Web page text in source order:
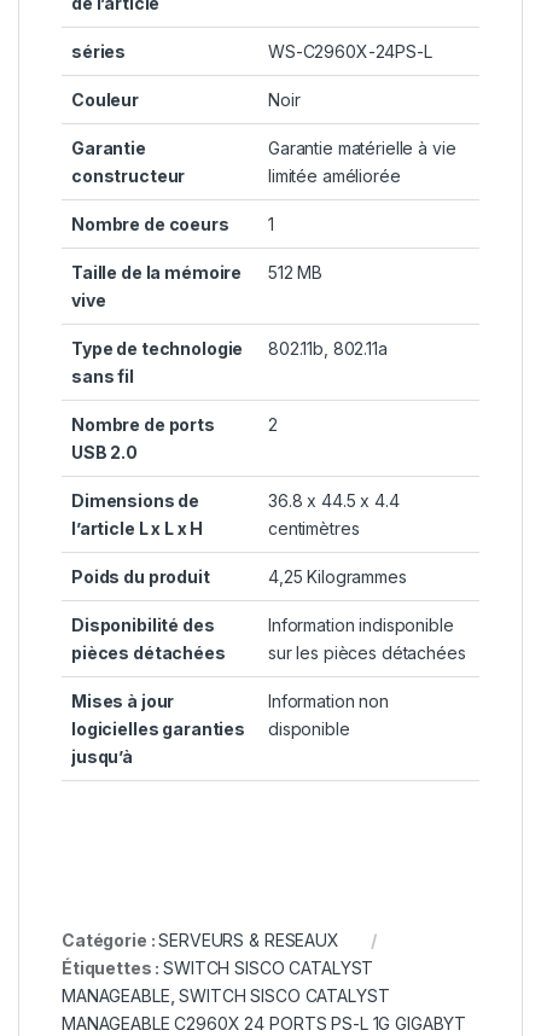
séries ‎WS-C2960X-24PS-L
Couleur ‎Noir
Garantie
constructeur
‎Garantie matérielle à vie
limitée améliorée
Nombre de coeurs ‎1
Taille de la mémoire
vive
‎512 MB
Type de technologie
sans fil
‎802.11b, 802.11a
Nombre de ports
USB 2.0
‎2
Dimensions de
l’article L x L x H
‎36.8 x 44.5 x 4.4
centimètres
Poids du produit ‎4,25 Kilogrammes
Disponibilité des
pièces détachées
‎Information indisponible
sur les pièces détachées
Mises à jour
logicielles garanties
jusqu’à
‎Information non
disponible
Catégorie :SERVEURS & RESEAUX
Étiquettes :SWITCH SISCO CATALYST
MANAGEABLE ,SWITCH SISCO CATALYST
MANAGEABLE C2960X 24 PORTS PS-L 1G GIGABYT